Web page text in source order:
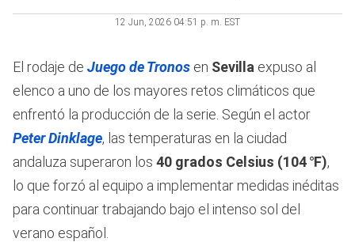
12 Jun, 2026 04:51 p. m. EST
El rodaje de Juego de Tronos en Sevilla expuso al
elenco a uno de los mayores retos climáticos que
enfrentó la producción de la serie. Según el actor
Peter Dinklage, las temperaturas en la ciudad
andaluza superaron los 40 grados Celsius (104 ℉),
lo que forzó al equipo a implementar medidas inéditas
para continuar trabajando bajo el intenso sol del
verano español.